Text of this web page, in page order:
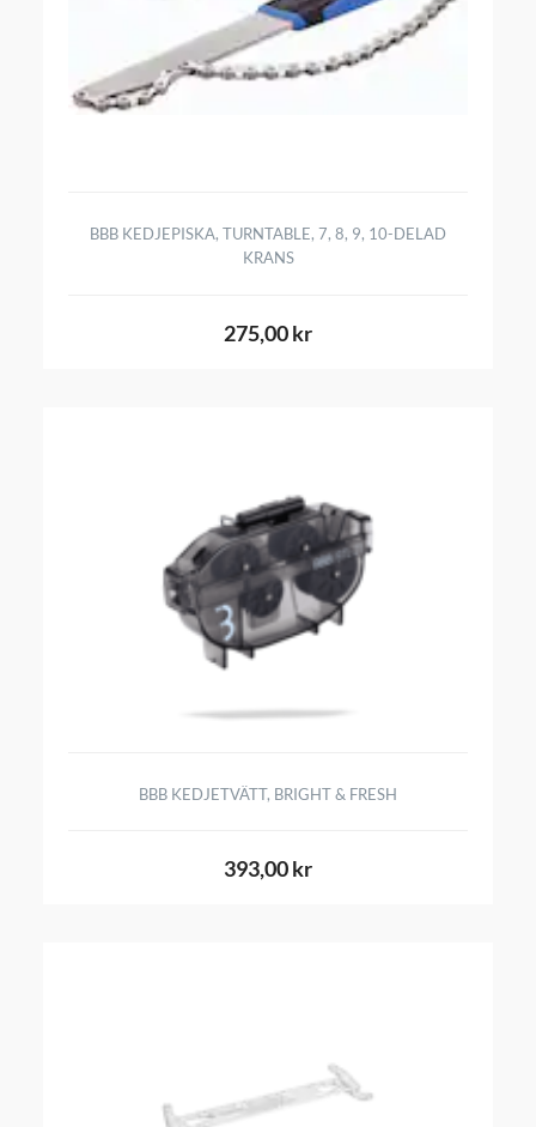
BBB KEDJEPISKA, TURNTABLE, 7, 8, 9, 10-DELAD
KRANS
275,00 kr
BBB KEDJETVÄTT, BRIGHT & FRESH
393,00 kr